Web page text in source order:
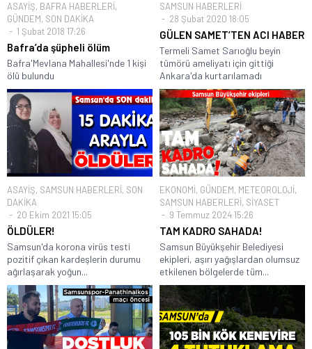
ASAYİŞ, BAFRA HABERLERİ,
GÜNDEM, SON DAKİKA
1 Şubat 2018 17:26
Bafra’da şüpheli ölüm
Bafra'Mevlana Mahallesi'nde 1 kişi
ölü bulundu
SAMSUN HABERLERİ
28 Şubat 2020 18:05
GÜLEN SAMET’TEN ACI HABER
Termeli Samet Sarıoğlu beyin
tümörü ameliyatı için gittiği
Ankara'da kurtarılamadı
ASAYİŞ, SAMSUN HABERLERİ, SON
DAKİKA
20 Ekim 2021 15:05
ÖLDÜLER!
Samsun'da korona virüs testi
pozitif çıkan kardeşlerin durumu
ağırlaşarak yoğun...
EKONOMİ, GÜNDEM, METEOROLOJİ,
SAMSUN HABERLERİ, SİYASET
9 Temmuz 2024 15:26
TAM KADRO SAHADA!
Samsun Büyükşehir Belediyesi
ekipleri, aşırı yağışlardan olumsuz
etkilenen bölgelerde tüm...